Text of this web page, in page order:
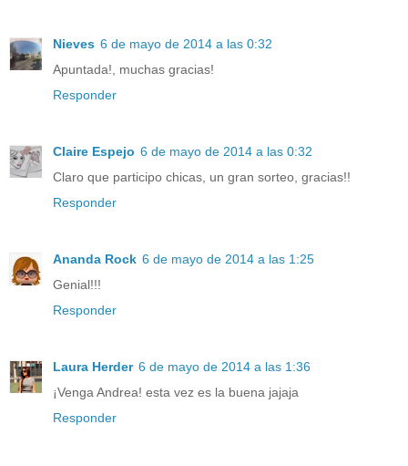
Nieves 6 de mayo de 2014 a las 0:32
Apuntada!, muchas gracias!
Responder
Claire Espejo 6 de mayo de 2014 a las 0:32
Claro que participo chicas, un gran sorteo, gracias!!
Responder
Ananda Rock 6 de mayo de 2014 a las 1:25
Genial!!!
Responder
Laura Herder 6 de mayo de 2014 a las 1:36
¡Venga Andrea! esta vez es la buena jajaja
Responder